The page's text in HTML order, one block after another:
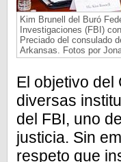
Kim Brunell del Buró
Investigaciones (FBI)
Preciado del consulado
Arkansas. Fotos por
El objetivo del
diversas
del FBI, uno
justicia. Sin
respeto que